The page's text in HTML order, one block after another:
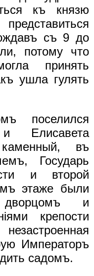
къ князю
съ 9 до
потому что
принять
ушла гулять
поселился
Елисавета
въ
Государь
и второй
этаже были
и
крепости
Императоръ
садомъ.